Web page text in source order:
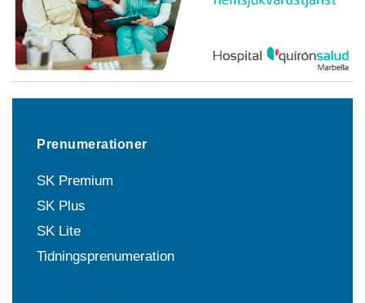
Prenumerationer
SK Premium
SK Plus
SK Lite
Tidningsprenumeration